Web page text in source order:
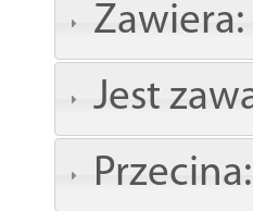
Zawiera:
Jest
Przecina: